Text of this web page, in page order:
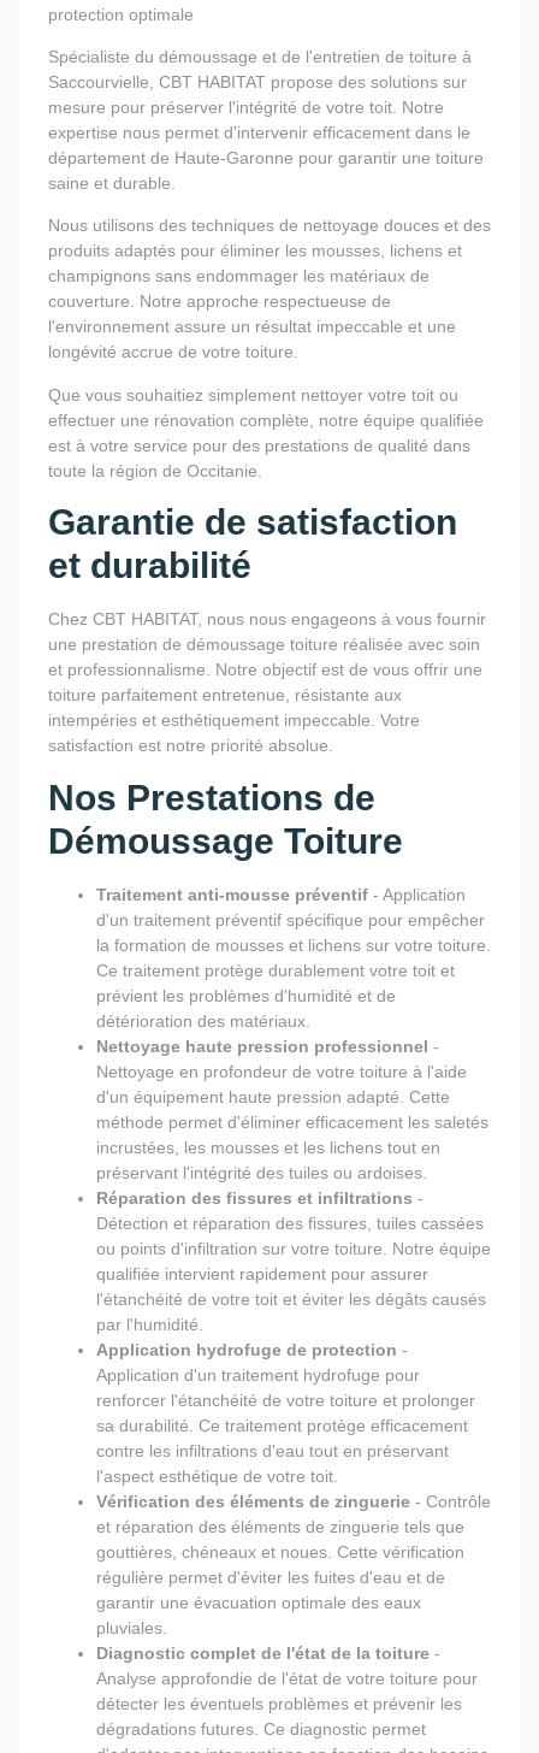
protection optimale
Spécialiste du démoussage et de l'entretien de toiture à
Saccourvielle, CBT HABITAT propose des solutions sur
mesure pour préserver l'intégrité de votre toit. Notre
expertise nous permet d'intervenir efficacement dans le
département de Haute-Garonne pour garantir une toiture
saine et durable.
Nous utilisons des techniques de nettoyage douces et des
produits adaptés pour éliminer les mousses, lichens et
champignons sans endommager les matériaux de
couverture. Notre approche respectueuse de
l'environnement assure un résultat impeccable et une
longévité accrue de votre toiture.
Que vous souhaitiez simplement nettoyer votre toit ou
effectuer une rénovation complète, notre équipe qualifiée
est à votre service pour des prestations de qualité dans
toute la région de Occitanie.
Garantie de satisfaction
et durabilité
Chez CBT HABITAT, nous nous engageons à vous fournir
une prestation de démoussage toiture réalisée avec soin
et professionnalisme. Notre objectif est de vous offrir une
toiture parfaitement entretenue, résistante aux
intempéries et esthétiquement impeccable. Votre
satisfaction est notre priorité absolue.
Nos Prestations de
Démoussage Toiture
Traitement anti-mousse préventif - Application
d'un traitement préventif spécifique pour empêcher
la formation de mousses et lichens sur votre toiture.
Ce traitement protège durablement votre toit et
prévient les problèmes d'humidité et de
détérioration des matériaux.
Nettoyage haute pression professionnel -
Nettoyage en profondeur de votre toiture à l'aide
d'un équipement haute pression adapté. Cette
méthode permet d'éliminer efficacement les saletés
incrustées, les mousses et les lichens tout en
préservant l'intégrité des tuiles ou ardoises.
Réparation des fissures et infiltrations -
Détection et réparation des fissures, tuiles cassées
ou points d'infiltration sur votre toiture. Notre équipe
qualifiée intervient rapidement pour assurer
l'étanchéité de votre toit et éviter les dégâts causés
par l'humidité.
Application hydrofuge de protection -
Application d'un traitement hydrofuge pour
renforcer l'étanchéité de votre toiture et prolonger
sa durabilité. Ce traitement protège efficacement
contre les infiltrations d'eau tout en préservant
l'aspect esthétique de votre toit.
Vérification des éléments de zinguerie - Contrôle
et réparation des éléments de zinguerie tels que
gouttières, chéneaux et noues. Cette vérification
régulière permet d'éviter les fuites d'eau et de
garantir une évacuation optimale des eaux
pluviales.
Diagnostic complet de l'état de la toiture -
Analyse approfondie de l'état de votre toiture pour
détecter les éventuels problèmes et prévenir les
dégradations futures. Ce diagnostic permet